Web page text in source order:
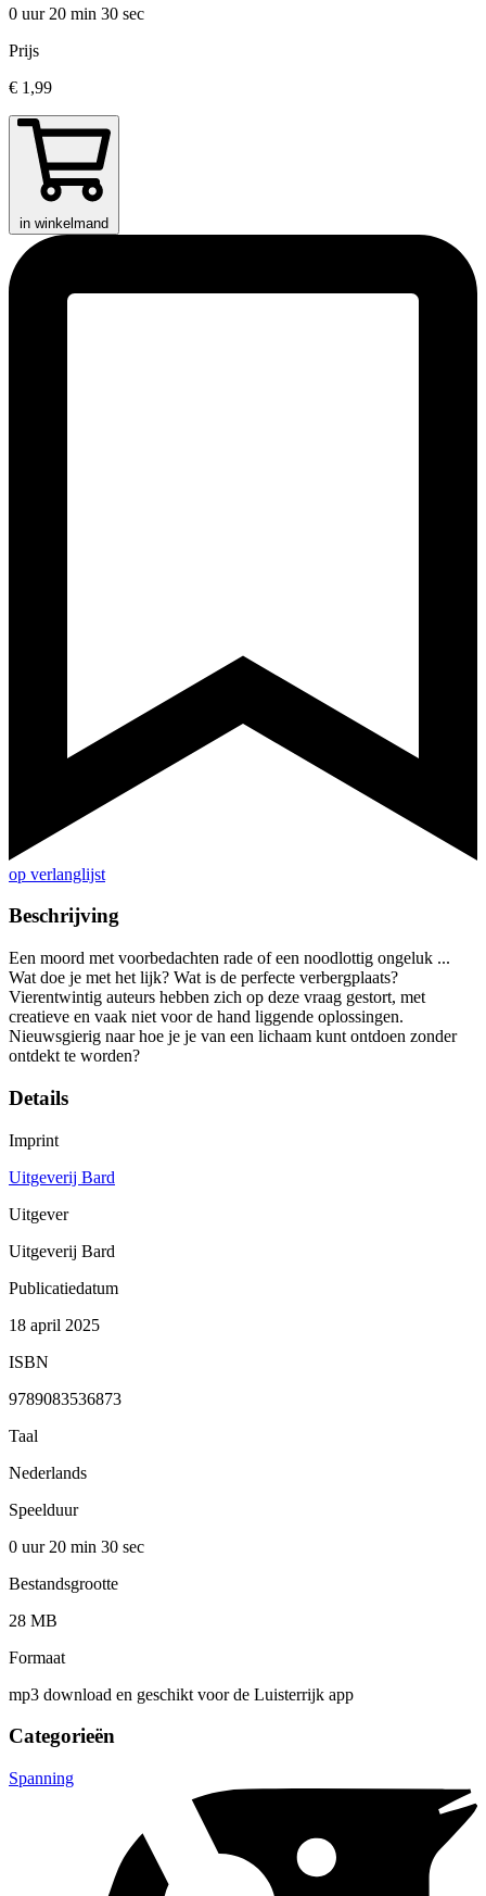
0 uur 20 min 30 sec
Prijs
€ 1,99
in winkelmand
op verlanglijst
Beschrijving
Een moord met voorbedachten rade of een noodlottig ongeluk ...
Wat doe je met het lijk? Wat is de perfecte verbergplaats?
Vierentwintig auteurs hebben zich op deze vraag gestort, met
creatieve en vaak niet voor de hand liggende oplossingen.
Nieuwsgierig naar hoe je je van een lichaam kunt ontdoen zonder
ontdekt te worden?
Details
Imprint
Uitgeverij Bard
Uitgever
Uitgeverij Bard
Publicatiedatum
18 april 2025
ISBN
9789083536873
Taal
Nederlands
Speelduur
0 uur 20 min 30 sec
Bestandsgrootte
28 MB
Formaat
mp3 download en geschikt voor de Luisterrijk app
Categorieën
Spanning